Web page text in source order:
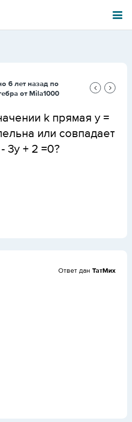
6 лет назад по
от Mila1000
k прямая y =
или совпадает
3y + 2 =0?
Ответ дан ТатМих